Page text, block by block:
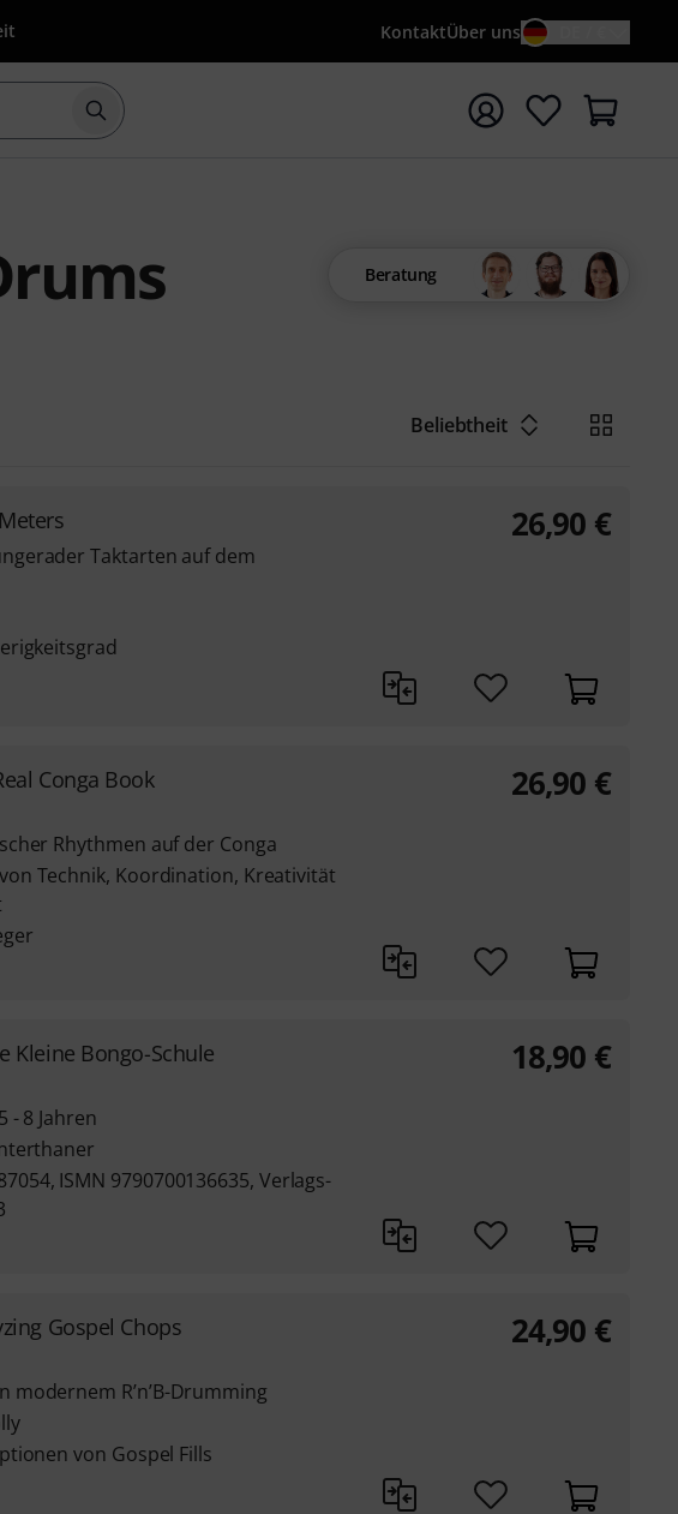
KontaktÜber uns
Suche mit Suchwort {searchTerm} starten
Beratung
Beliebtheit
Taktarten auf dem
26,90 €
Conga Book
Rhythmen auf der Conga
Technik, Koordination, Kreativität
26,90 €
Kleine Bongo-Schule
- 8 Jahren
ISMN 9790700136635, Verlags-
18,90 €
Gospel Chops
modernem R’n’B-Drumming
von Gospel Fills
24,90 €